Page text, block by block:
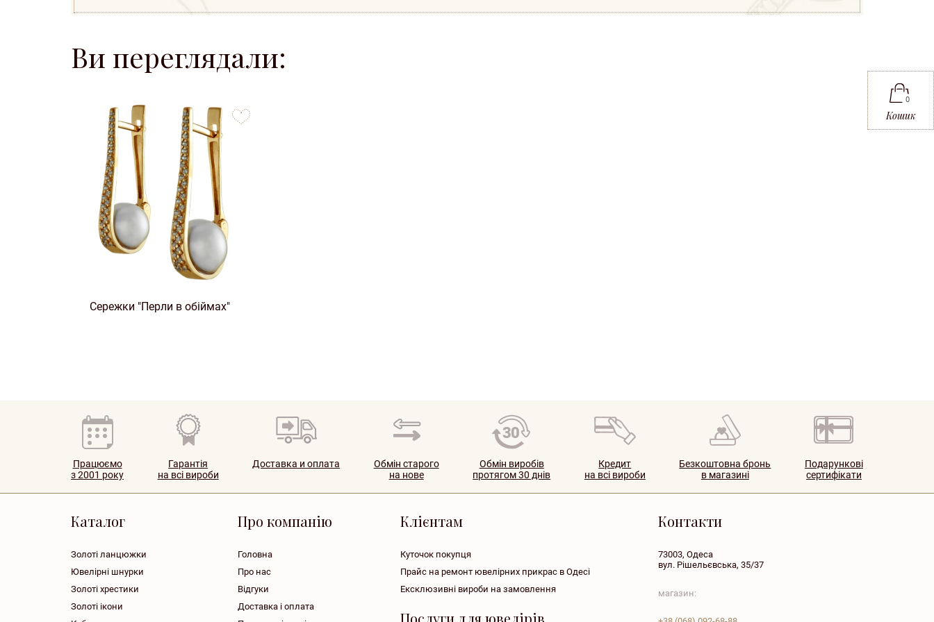
Кошик
0
Ви переглядали:
Сережки "Перли в обіймах"
favorites
Працюємо
з 2001 року
Гарантія
на всі вироби
Доставка и оплата
Обмін старого
на нове
Обмін виробів
протягом 30 днів
Кредит
на всі вироби
Безкоштовна бронь
в магазині
Подарункові
сертифікати
Каталог
Золоті ланцюжки
Ювелірні шнурки
Золоті хрестики
Золоті ікони
Про компанiю
Головна
Про нас
Відгуки
Доставка і оплата
Клієнтам
Куточок покупця
Прайс на ремонт ювелірних прикрас в Одесі
Ексклюзивні вироби на замовлення
Послуги для ювелірів
Контакти
73003, Одеса
вул. Рішельєвська, 35/37
магазин: